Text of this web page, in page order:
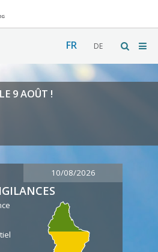
FR DE
9 AOÛT !
10/08/2026